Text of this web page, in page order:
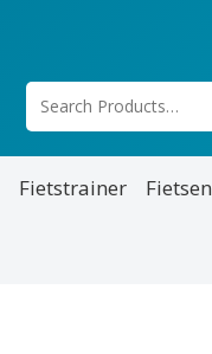
Fietstrainer Fietsen